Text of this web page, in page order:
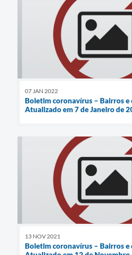
07 JAN 2022
Boletim coronavírus – Bairros e
Atualizado em 7 de Janeiro de
13 NOV 2021
Boletim coronavírus – Bairros e